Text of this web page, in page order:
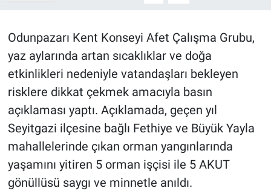
Odunpazarı Kent Konseyi Afet Çalışma Grubu,
yaz aylarında artan sıcaklıklar ve doğa
etkinlikleri nedeniyle vatandaşları bekleyen
risklere dikkat çekmek amacıyla basın
açıklaması yaptı. Açıklamada, geçen yıl
Seyitgazi ilçesine bağlı Fethiye ve Büyük Yayla
mahallelerinde çıkan orman yangınlarında
yaşamını yitiren 5 orman işçisi ile 5 AKUT
gönüllüsü saygı ve minnetle anıldı.
Çevre
Yerel
Magazin
Bilim ve Teknoloji